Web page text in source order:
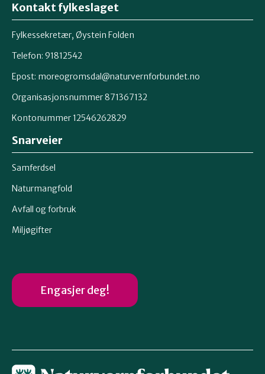
Kontakt fylkeslaget
Fylkessekretær, Øystein Folden
Telefon: 91812542
Epost: moreogromsdal@naturvernforbundet.no
Organisasjonsnummer 871367132
Kontonummer 12546262829
Snarveier
Samferdsel
Naturmangfold
Avfall og forbruk
Miljøgifter
Engasjer deg!